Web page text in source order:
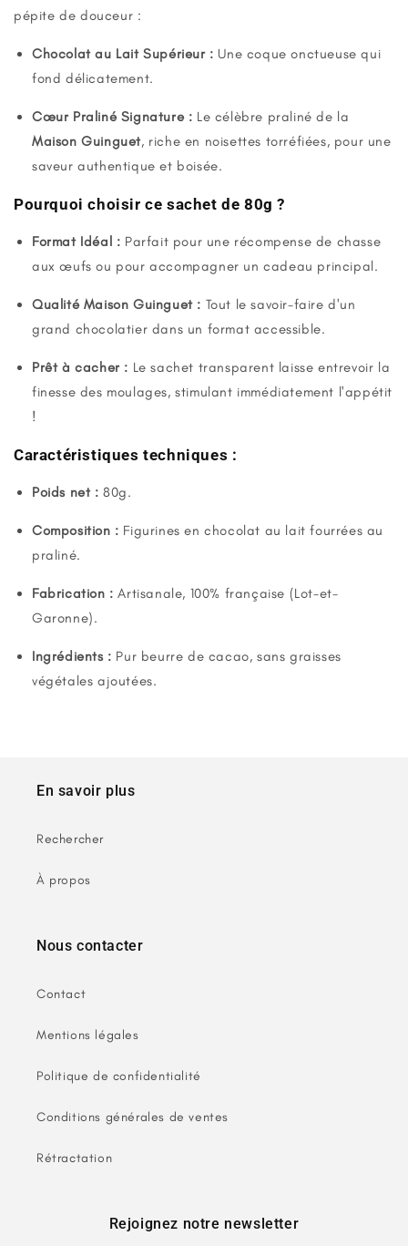
pépite de douceur :
Chocolat au Lait Supérieur : Une coque onctueuse qui
fond délicatement.
Cœur Praliné Signature : Le célèbre praliné de la
Maison Guinguet, riche en noisettes torréfiées, pour une
saveur authentique et boisée.
Pourquoi choisir ce sachet de 80g ?
Format Idéal : Parfait pour une récompense de chasse
aux œufs ou pour accompagner un cadeau principal.
Qualité Maison Guinguet : Tout le savoir-faire d'un
grand chocolatier dans un format accessible.
Prêt à cacher : Le sachet transparent laisse entrevoir la
finesse des moulages, stimulant immédiatement l'appétit
!
Caractéristiques techniques :
Poids net : 80g.
Composition : Figurines en chocolat au lait fourrées au
praliné.
Fabrication : Artisanale, 100% française (Lot-et-
Garonne).
Ingrédients : Pur beurre de cacao, sans graisses
végétales ajoutées.
En savoir plus
Rechercher
À propos
Nous contacter
Contact
Mentions légales
Politique de confidentialité
Conditions générales de ventes
Rétractation
Rejoignez notre newsletter